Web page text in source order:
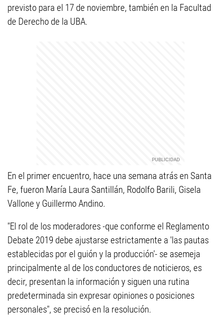
previsto para el 17 de noviembre, también en la Facultad
de Derecho de la UBA.
En el primer encuentro, hace una semana atrás en Santa
Fe, fueron María Laura Santillán, Rodolfo Barili, Gisela
Vallone y Guillermo Andino.
"El rol de los moderadores -que conforme el Reglamento
Debate 2019 debe ajustarse estrictamente a 'las pautas
establecidas por el guión y la producción'- se asemeja
principalmente al de los conductores de noticieros, es
decir, presentan la información y siguen una rutina
predeterminada sin expresar opiniones o posiciones
personales", se precisó en la resolución.